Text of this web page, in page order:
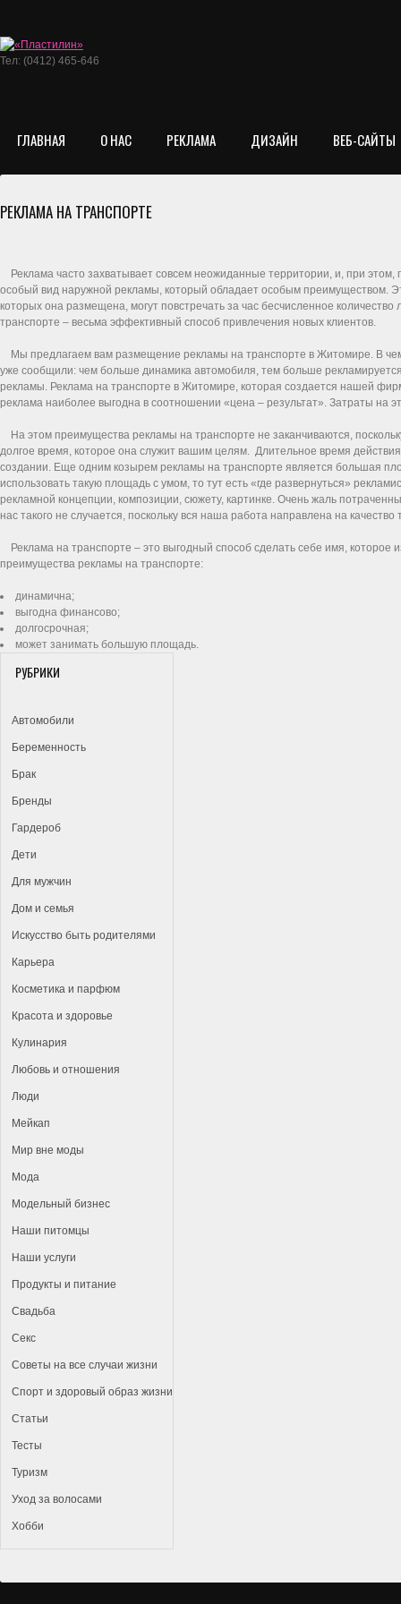
Тел: (0412) 465-646
ГЛАВНАЯ О НАС РЕКЛАМА ДИЗАЙН ВЕБ-САЙТЫ
РЕКЛАМА НА ТРАНСПОРТЕ
Реклама часто захватывает совсем неожиданные территории, и, при
особый вид наружной рекламы, который обладает особым преимуществом.
которых она размещена, могут повстречать за час бесчисленное
транспорте – весьма эффективный способ привлечения новых клиентов.
Мы предлагаем вам размещение рекламы на транспорте в Житомире. В
уже сообщили: чем больше динамика автомобиля, тем больше
рекламы. Реклама на транспорте в Житомире, которая создается нашей
реклама наиболее выгодна в соотношении «цена – результат». Затраты на
На этом преимущества рекламы на транспорте не заканчиваются,
долгое время, которое она служит вашим целям. Длительное время
создании. Еще одним козырем рекламы на транспорте является большая
использовать такую площадь с умом, то тут есть «где развернуться»
рекламной концепции, композиции, сюжету, картинке. Очень жаль
нас такого не случается, поскольку вся наша работа направлена на
Реклама на транспорте – это выгодный способ сделать себе имя, которое
преимущества рекламы на транспорте:
динамична;
выгодна финансово;
долгосрочная;
может занимать большую площадь.
РУБРИКИ
Автомобили
Беременность
Брак
Бренды
Гардероб
Дети
Для мужчин
Дом и семья
Искусство быть родителями
Карьера
Косметика и парфюм
Красота и здоровье
Кулинария
Любовь и отношения
Люди
Мейкап
Мир вне моды
Мода
Модельный бизнес
Наши питомцы
Наши услуги
Продукты и питание
Свадьба
Секс
Советы на все случаи жизни
Спорт и здоровый образ жизни
Статьи
Тесты
Туризм
Уход за волосами
Хобби